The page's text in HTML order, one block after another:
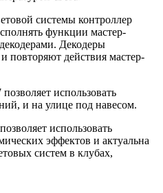
системы контроллер
функции мастер-
Декодеры
повторяют действия мастер-
использовать
и на улице под навесом.
использовать
эффектов и актуальна
систем в клубах,